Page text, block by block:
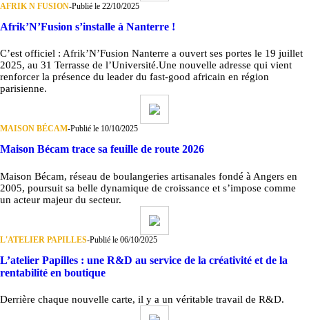
AFRIK N FUSION-Publié le 22/10/2025
Afrik’N’Fusion s’installe à Nanterre !
C’est officiel : Afrik’N’Fusion Nanterre a ouvert ses portes le 19 juillet
2025, au 31 Terrasse de l’Université.Une nouvelle adresse qui vient
renforcer la présence du leader du fast-good africain en région
parisienne.
MAISON BÉCAM-Publié le 10/10/2025
Maison Bécam trace sa feuille de route 2026
Maison Bécam, réseau de boulangeries artisanales fondé à Angers en
2005, poursuit sa belle dynamique de croissance et s’impose comme
un acteur majeur du secteur.
L'ATELIER PAPILLES-Publié le 06/10/2025
L’atelier Papilles : une R&D au service de la créativité et de la
rentabilité en boutique
Derrière chaque nouvelle carte, il y a un véritable travail de R&D.